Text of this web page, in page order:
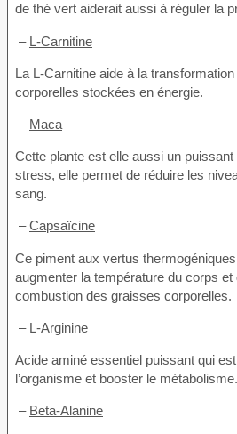
de thé vert aiderait aussi à réguler la
– L-Carnitine
La L-Carnitine aide à la
corporelles stockées en énergie.
– Maca
Cette plante est elle aussi un
stress, elle permet de réduire les
sang.
–Capsaïcine
Ce piment aux vertus
augmenter la température du corps
combustion des graisses corporelles.
– L-Arginine
Acide aminé essentiel puissant qui
l’organisme et booster le métabolisme.
– Beta-Alanine